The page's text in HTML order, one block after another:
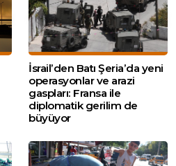
İsrail’den Batı Şeria’da yeni
operasyonlar ve arazi
gaspları: Fransa ile
diplomatik gerilim de
büyüyor